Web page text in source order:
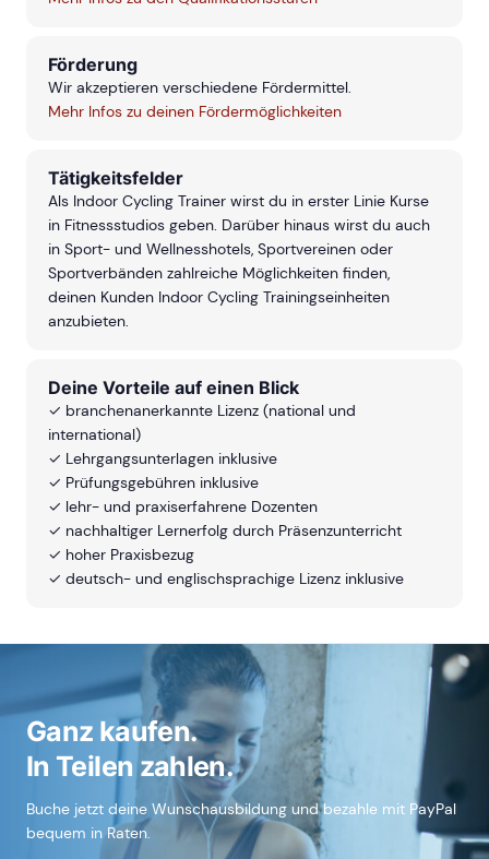
Förderung
Wir akzeptieren verschiedene Fördermittel.
Mehr Infos zu deinen Fördermöglichkeiten
Tätigkeitsfelder
Als Indoor Cycling Trainer wirst du in erster Linie Kurse
in Fitnessstudios geben. Darüber hinaus wirst du auch
in Sport- und Wellnesshotels, Sportvereinen oder
Sportverbänden zahlreiche Möglichkeiten finden,
deinen Kunden Indoor Cycling Trainingseinheiten
anzubieten.
Deine Vorteile auf einen Blick
✓ branchenanerkannte Lizenz (national und
international)
✓ Lehrgangsunterlagen inklusive
✓ Prüfungsgebühren inklusive
✓ lehr- und praxiserfahrene Dozenten
✓ nachhaltiger Lernerfolg durch Präsenzunterricht
✓ hoher Praxisbezug
✓ deutsch- und englischsprachige Lizenz inklusive
Ganz kaufen.
In Teilen zahlen.
Buche jetzt deine Wunschausbildung und bezahle mit PayPal
bequem in Raten.